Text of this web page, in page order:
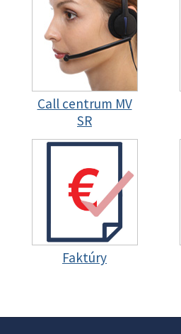
Call centrum MV
SR
Faktúry